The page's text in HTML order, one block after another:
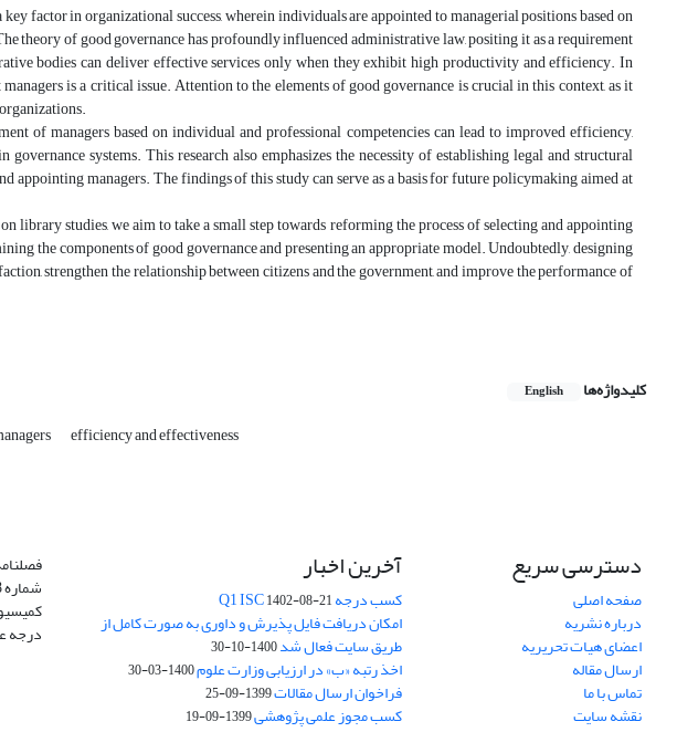
factor in organizational success, wherein individuals are appointed to managerial positions based on
theory of good governance has profoundly influenced administrative law, positing it as a requirement
bodies can deliver effective services only when they exhibit high productivity and efficiency. In
is a critical issue. Attention to the elements of good governance is crucial in this context, as it
of managers based on individual and professional competencies can lead to improved efficiency,
systems. This research also emphasizes the necessity of establishing legal and structural
appointing managers. The findings of this study can serve as a basis for future policymaking aimed at
library studies, we aim to take a small step towards reforming the process of selecting and appointing
the components of good governance and presenting an appropriate model. Undoubtedly, designing
strengthen the relationship between citizens and the government, and improve the performance of
کلیدواژه‌ها English
efficiency and effectiveness
دسترسی سریع
صفحه اصلی
درباره نشریه
اعضای هیات تحریریه
ارسال مقاله
تماس با ما
نقشه سایت
آخرین اخبار
کسب درجه Q1 ISC1402-08-21
امکان دریافت فایل پذیرش و داوری به صورت کامل از
طریق سایت فعال شد1400-10-30
اخذ رتبه «ب» در ارزیابی وزارت علوم1400-03-30
فراخوان ارسال مقالات1399-09-25
کسب مجوز علمی پژوهشی1399-09-19
درجه